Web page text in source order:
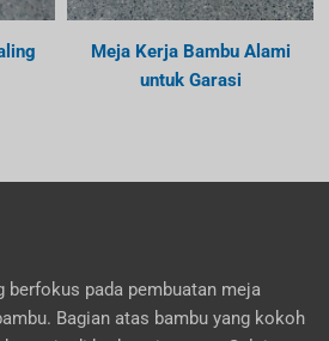
Meja Kerja Bambu Alami
untuk Garasi
berfokus pada pembuatan meja
Bagian atas bambu yang kokoh